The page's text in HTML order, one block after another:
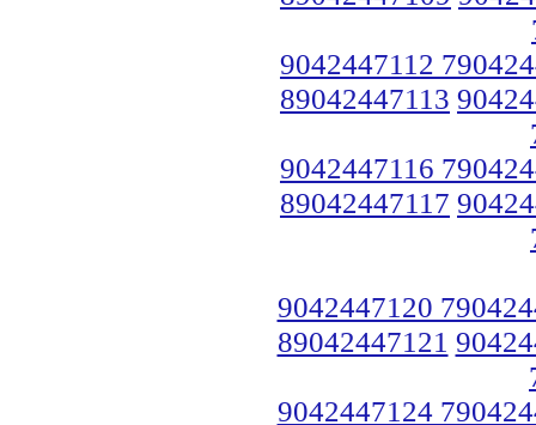
9042447112
89042447113
9042447116
89042447117
9042447120
89042447121
9042447124